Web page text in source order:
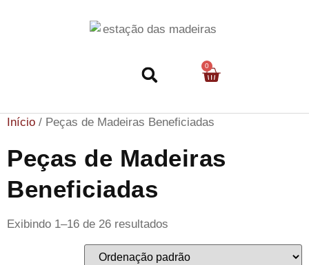
0
Início / Peças de Madeiras Beneficiadas
Peças de Madeiras
Beneficiadas
Exibindo 1–16 de 26 resultados